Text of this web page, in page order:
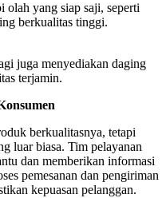
olah yang siap saji, seperti
berkualitas tinggi.
juga menyediakan daging
terjamin.
berkualitasnya, tetapi
luar biasa. Tim pelayanan
dan memberikan informasi
pemesanan dan pengiriman
kepuasan pelanggan.